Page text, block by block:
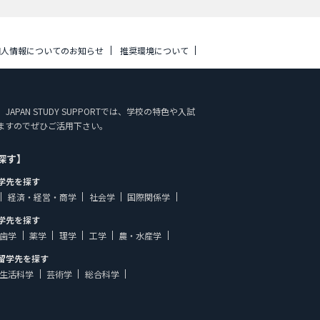
情報についてのお知らせ 推奨環境について
STUDY SUPPORTでは、学校の特色や入試
のでぜひご活用下さい。
】
先を探す
経済・経営・商学
社会学
国際関係学
先を探す
学
薬学 理学 工学
農・水産学
学先を探す
生活科学
芸術学 総合科学